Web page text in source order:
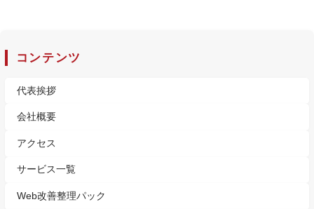
コンテンツ
代表挨拶
会社概要
アクセス
サービス一覧
Web改善整理パック